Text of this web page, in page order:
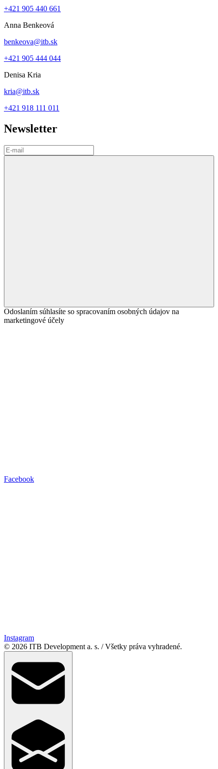
+421 905 440 661
Anna Benkeová
benkeova@itb.sk
+421 905 444 044
Denisa Kria
kria@itb.sk
+421 918 111 011
Newsletter
Odoslaním súhlasíte so spracovaním osobných údajov na
marketingové účely
Facebook
Instagram
© 2026 ITB Development a. s. / Všetky práva vyhradené.